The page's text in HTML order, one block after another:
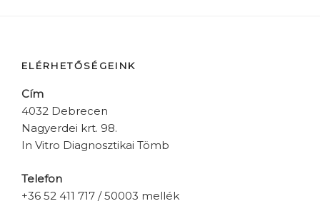
ELÉRHETŐSÉGEINK
Cím
4032 Debrecen
Nagyerdei krt. 98.
In Vitro Diagnosztikai Tömb
Telefon
+36 52 411 717 / 50003 mellék